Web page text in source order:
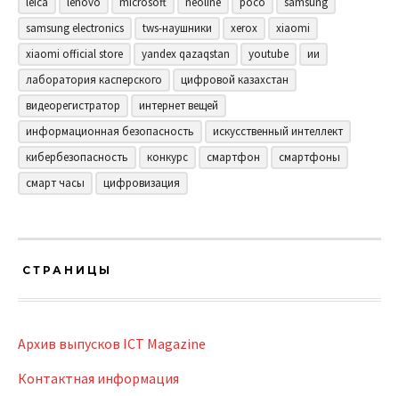
samsung electronics
tws-наушники xerox
xiaomi
xiaomi official store
yandex qazaqstan youtube
ии
лаборатория касперского
цифровой казахстан
видеорегистратор
интернет вещей
информационная безопасность
искусственный интеллект
кибербезопасность
конкурс смартфон
смартфоны
смарт часы
цифровизация
СТРАНИЦЫ
Архив выпусков ICT Magazine
Контактная информация